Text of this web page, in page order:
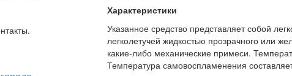
Характеристики
Указанное средство представляет собой
легколетучей жидкостью прозрачного или
какие-либо механические примеси.
Температура самовоспламенения